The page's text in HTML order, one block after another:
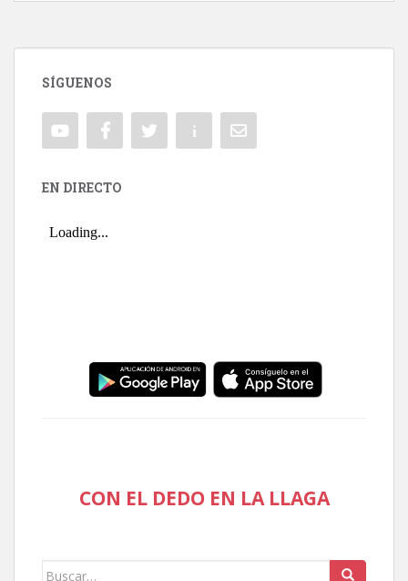
SÍGUENOS
EN DIRECTO
CON EL DEDO EN LA LLAGA
Buscar: